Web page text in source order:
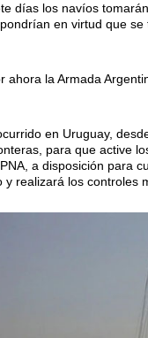
días los navíos
en virtud que
ahora la Armada
en Uruguay,
para que active
a disposición para
y realizará los controles